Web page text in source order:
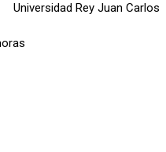
Universidad Rey Juan Carlos